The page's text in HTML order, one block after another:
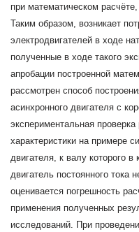
при математическом
Таким образом, возникает
электродвигателей в ходе
полученные в ходе такого
апробации построенной
рассмотрен способ
асинхронного двигателя с
экспериментальная
характеристики на примере
двигателя, к валу которого в
двигатель постоянного тока
оценивается погрешность
применения полученных
исследований. При